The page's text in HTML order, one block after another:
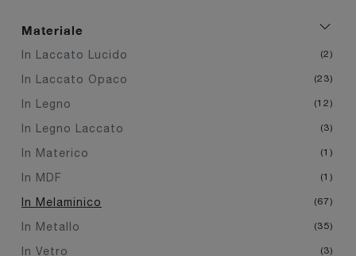
Materiale
In Laccato Lucido 2
In Laccato Opaco 23
In Legno 12
In Legno Laccato 3
In Materico 1
In MDF 1
In Melaminico 67
In Metallo 35
In Vetro 3